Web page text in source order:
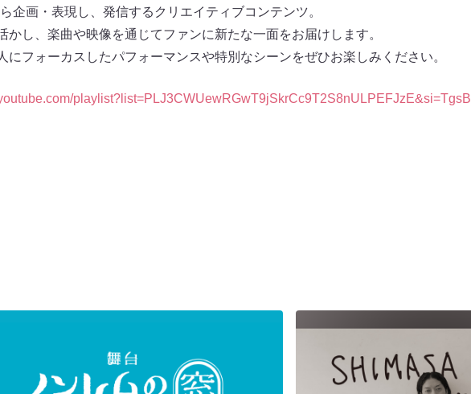
企画・表現し、発信するクリエイティブコンテンツ。
し、楽曲や映像を通じてファンに新たな一面をお届けします。
にフォーカスしたパフォーマンスや特別なシーンをぜひお楽しみください。
playlist?list=PLJ3CWUewRGwT9jSkrCc9T2S8nULPEFJzE&si=TgsB